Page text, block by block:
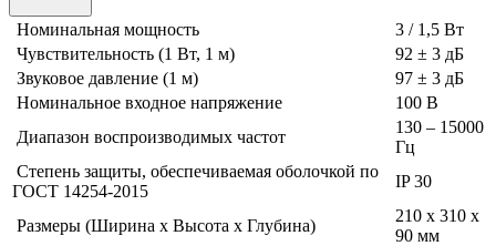
Номинальная мощность
3 / 1,5 Вт
Чувствительность (1 Вт, 1 м)
92 ± 3 дБ
Звуковое давление (1 м)
97 ± 3 дБ
Номинальное входное напряжение
100 В
Диапазон воспроизводимых частот
130 – 15000
Гц
Степень защиты, обеспечиваемая оболочкой по
ГОСТ 14254-2015
IP 30
Размеры (Ширина х Высота х Глубина)
210 х 310 х
90 мм